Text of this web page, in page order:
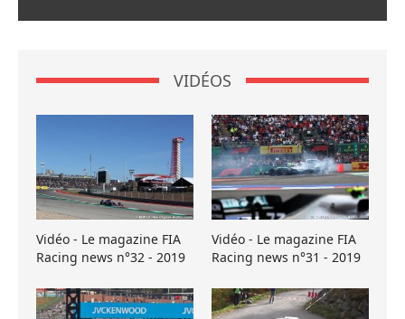
VIDÉOS
Vidéo - Le magazine FIA
Racing news n°32 - 2019
Vidéo - Le magazine FIA
Racing news n°31 - 2019